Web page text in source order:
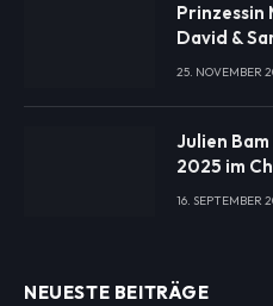
Prinzessin
David &
25. NOVEMBER
Julien
2025 im
16. SEPTEMBER
NEUESTE BEITRÄGE